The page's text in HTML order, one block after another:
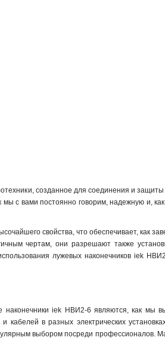
созданное для соединения и
с вами постоянно говорим, надежную и,
свойства, что обеспечивает, как
чертам, они разрешают также
лужевых наконечников iek
наконечники iek НBИ2-6 являются, как мы
в разных электрических
выбором посреди профессионалов.